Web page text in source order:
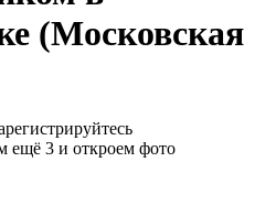
(Московская
ещё 3 и откроем фото